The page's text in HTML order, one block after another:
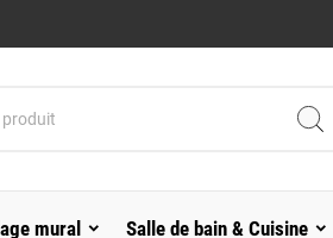
mural Salle de bain & Cuisine